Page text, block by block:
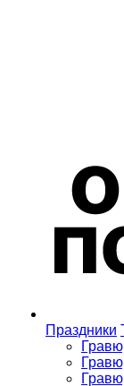
Праздники